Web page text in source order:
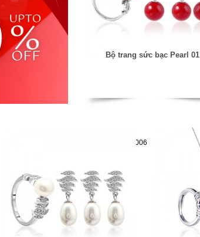
Bộ trang sức bạc Pearl 01
Mã hàng:61283006